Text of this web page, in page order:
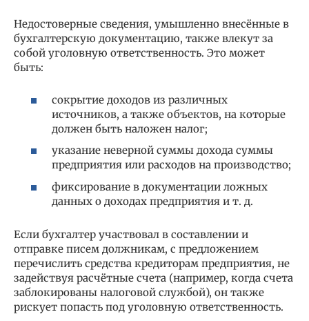
Недостоверные сведения, умышленно внесённые в
бухгалтерскую документацию, также влекут за
собой уголовную ответственность. Это может
быть:
сокрытие доходов из различных
источников, а также объектов, на которые
должен быть наложен налог;
указание неверной суммы дохода суммы
предприятия или расходов на производство;
фиксирование в документации ложных
данных о доходах предприятия и т. д.
Если бухгалтер участвовал в составлении и
отправке писем должникам, с предложением
перечислить средства кредиторам предприятия, не
задействуя расчётные счета (например, когда счета
заблокированы налоговой службой), он также
рискует попасть под уголовную ответственность.